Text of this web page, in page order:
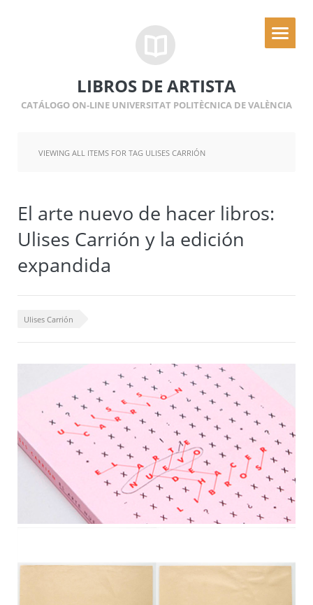
LIBROS DE ARTISTA
CATÁLOGO ON-LINE UNIVERSITAT POLITÈCNICA DE VALÈNCIA
VIEWING ALL ITEMS FOR TAG ULISES CARRIÓN
El arte nuevo de hacer libros:
Ulises Carrión y la edición
expandida
Ulises Carrión